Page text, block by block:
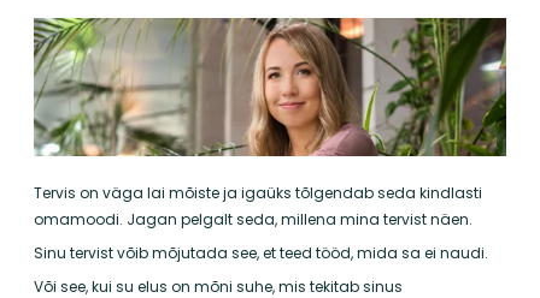
Tervis on väga lai mõiste ja igaüks tõlgendab seda kindlasti
omamoodi. Jagan pelgalt seda, millena mina tervist näen.
Sinu tervist võib mõjutada see, et teed tööd, mida sa ei naudi.
Või see, kui su elus on mõni suhe, mis tekitab sinus